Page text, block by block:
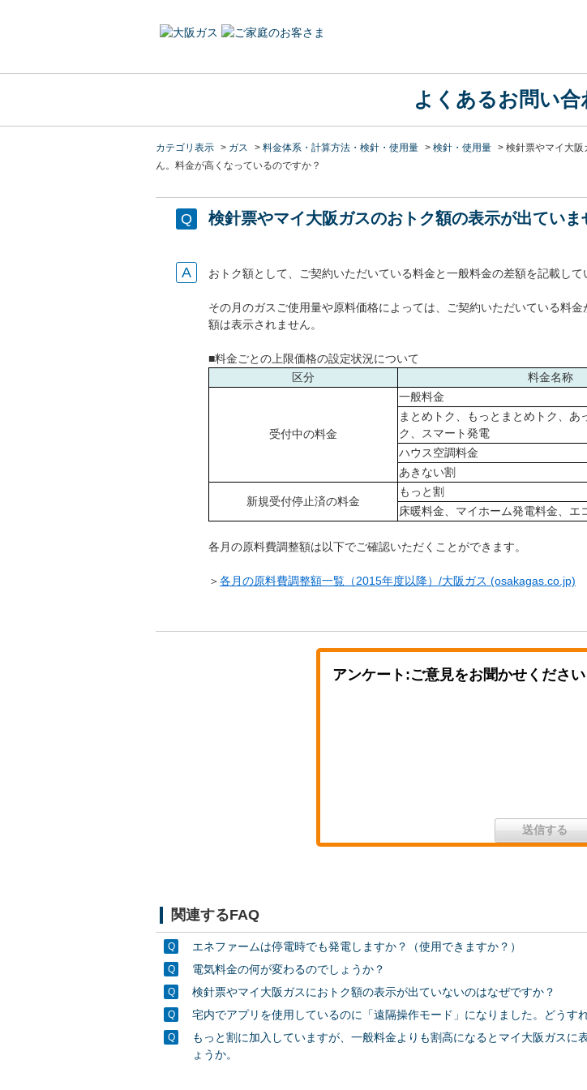
よくあるお問い合
カテゴリ表示 > ガス > 料金体系・計算方法・検針・使用量 > 検針・使用量 > 検針票やマイ大
ん。料金が高くなっているのですか？
検針票やマイ大阪ガスのおトク額の表示が出てい
おトク額として、ご契約いただいている料金と一般料金の差額を記載して
その月のガスご使用量や原料価格によっては、ご契約いただいている料
額は表示されません。
■料金ごとの上限価格の設定状況について
区分
料金名称
受付中の料金
一般料金
まとめトク、もっとまとめトク、あ
ク、スマート発電
ハウス空調料金
あきない割
新規受付停止済の料金
もっと割
床暖料金、マイホーム発電料金、エ
各月の原料費調整額は以下でご確認いただくことができます。
＞各月の原料費調整額一覧（2015年度以降）/大阪ガス (osakagas.co.jp)
アンケート:ご意見をお聞かせください
関連するFAQ
エネファームは停電時でも発電しますか？（使用できますか？）
電気料金の何が変わるのでしょうか？
検針票やマイ大阪ガスにおトク額の表示が出ていないのはなぜですか？
宅内でアプリを使用しているのに「遠隔操作モード」になりました。どうす
もっと割に加入していますが、一般料金よりも割高になるとマイ大阪ガス
ょうか。